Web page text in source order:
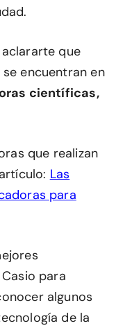
que
encuentran en
científicas,
que realizan
Las
para
para
algunos
de la